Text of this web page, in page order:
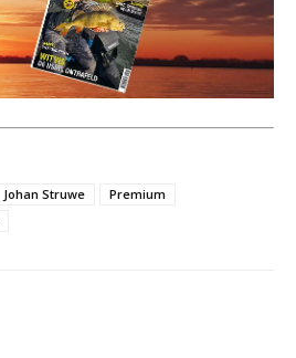
Johan Struwe
Premium